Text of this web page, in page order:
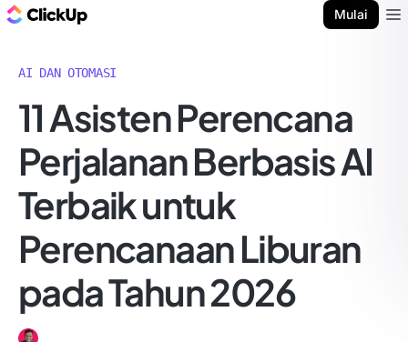
Mulai
AI DAN OTOMASI
11 Asisten Perencana
Perjalanan Berbasis AI
Terbaik untuk
Perencanaan Liburan
pada Tahun 2026